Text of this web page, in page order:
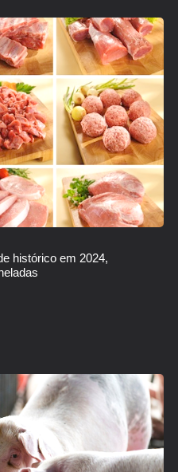
histórico em 2024,